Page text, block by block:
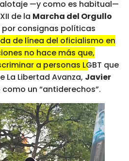
—y como es habitual—
de la Marcha del Orgullo
consignas políticas
de línea del oficialismo en
no hace más que,
a personas LGBT que
Libertad Avanza, Javier
un “antiderechos”.